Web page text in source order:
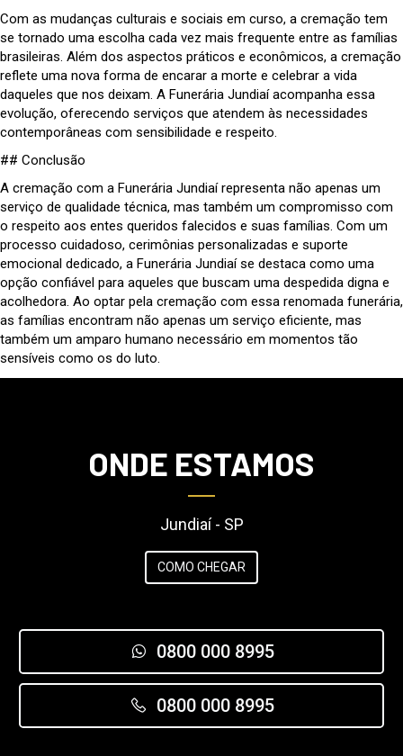
Com as mudanças culturais e sociais em curso, a cremação tem
se tornado uma escolha cada vez mais frequente entre as famílias
brasileiras. Além dos aspectos práticos e econômicos, a cremação
reflete uma nova forma de encarar a morte e celebrar a vida
daqueles que nos deixam. A Funerária Jundiaí acompanha essa
evolução, oferecendo serviços que atendem às necessidades
contemporâneas com sensibilidade e respeito.
## Conclusão
A cremação com a Funerária Jundiaí representa não apenas um
serviço de qualidade técnica, mas também um compromisso com
o respeito aos entes queridos falecidos e suas famílias. Com um
processo cuidadoso, cerimônias personalizadas e suporte
emocional dedicado, a Funerária Jundiaí se destaca como uma
opção confiável para aqueles que buscam uma despedida digna e
acolhedora. Ao optar pela cremação com essa renomada funerária,
as famílias encontram não apenas um serviço eficiente, mas
também um amparo humano necessário em momentos tão
sensíveis como os do luto.
ONDE ESTAMOS
Jundiaí - SP
COMO CHEGAR
0800 000 8995
0800 000 8995